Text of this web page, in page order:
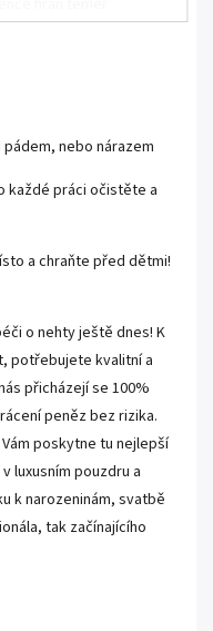
nebo nárazem
každé práci očistěte a
a chraňte před dětmi!
o nehty ještě dnes! K
potřebujete kvalitní a
přicházejí se 100%
peněz bez rizika.
poskytne tu nejlepší
luxusním pouzdru a
k narozeninám, svatbě
tak začínajícího